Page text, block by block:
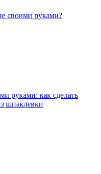
своими руками?
руками: как сделать
шпаклевки